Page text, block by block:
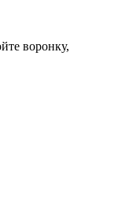
воронку,